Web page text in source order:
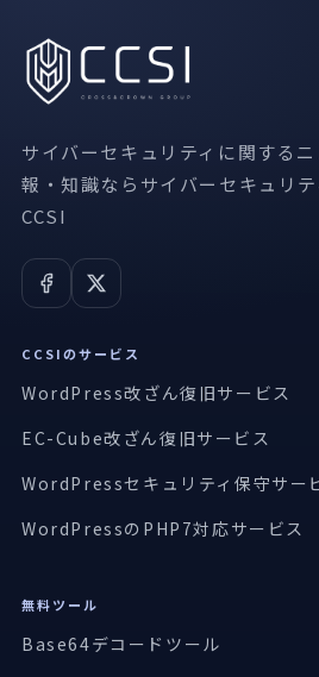
サイバーセキュリティに関する
報・知識ならサイバーセキュリ
CCSI
CCSIのサービス
WordPress改ざん復旧サービス
EC-Cube改ざん復旧サービス
WordPressセキュリティ保守サー
WordPressのPHP7対応サービス
無料ツール
Base64デコードツール